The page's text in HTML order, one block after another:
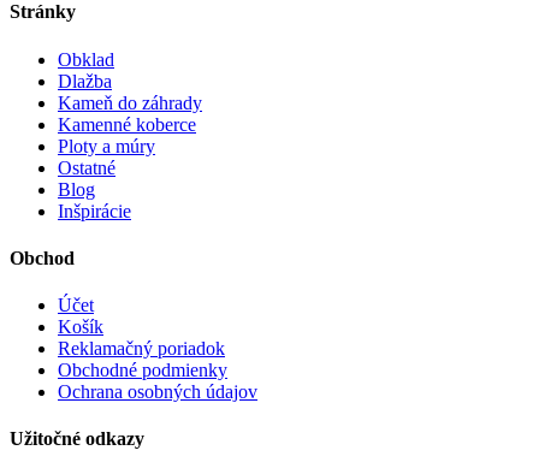
Stránky
Obklad
Dlažba
Kameň do záhrady
Kamenné koberce
Ploty a múry
Ostatné
Blog
Inšpirácie
Obchod
Účet
Košík
Reklamačný poriadok
Obchodné podmienky
Ochrana osobných údajov
Užitočné odkazy